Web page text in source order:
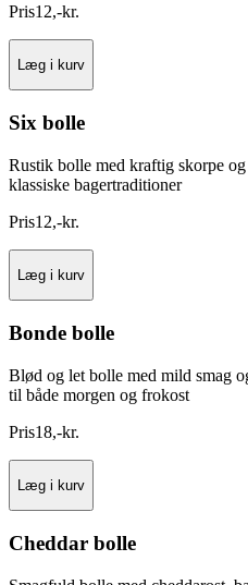
Pris12,-kr.
Læg i kurv
Six bolle
Rustik bolle med kraftig skorpe
klassiske bagertraditioner
Pris12,-kr.
Læg i kurv
Bonde bolle
Blød og let bolle med mild smag
til både morgen og frokost
Pris18,-kr.
Læg i kurv
Cheddar bolle